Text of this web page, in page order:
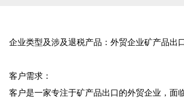
企业类型及涉及退税产品：外贸企业矿产品出
客户需求：
客户是一家专注于矿产品出口的外贸企业，面